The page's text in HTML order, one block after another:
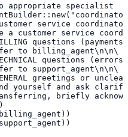
appropriate specialist
service
a customer service
questions
to billing_agent\n\n\
questions
to support_agent\n\n\
greetings or
yourself and ask
briefly